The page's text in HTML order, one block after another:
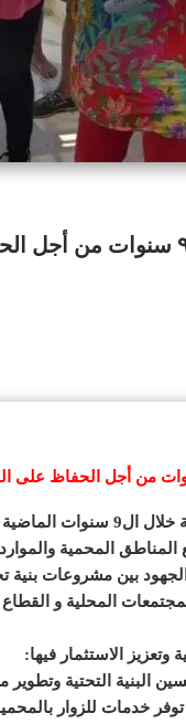
بذلت وزارة البيئة
المناطق المحمية
بين مشروعات بنية
المجتمعات المحلية و
وتعزيز الاستثمار فيها:
البنية التحتية